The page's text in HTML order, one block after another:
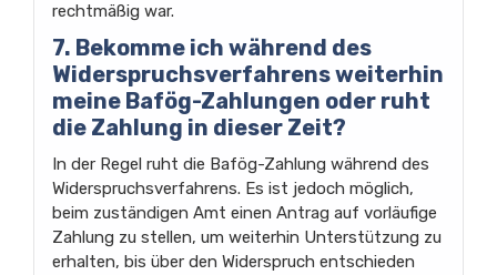
rechtmäßig war.
7. Bekomme ich während des
Widerspruchsverfahrens weiterhin
meine Bafög-Zahlungen oder ruht
die Zahlung in dieser Zeit?
In der Regel ruht die Bafög-Zahlung während des
Widerspruchsverfahrens. Es ist jedoch möglich,
beim zuständigen Amt einen Antrag auf vorläufige
Zahlung zu stellen, um weiterhin Unterstützung zu
erhalten, bis über den Widerspruch entschieden